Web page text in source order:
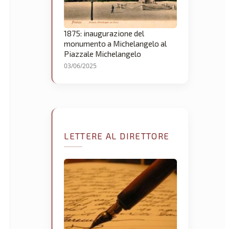
1875: inaugurazione del
monumento a Michelangelo al
Piazzale Michelangelo
03/06/2025
LETTERE AL DIRETTORE